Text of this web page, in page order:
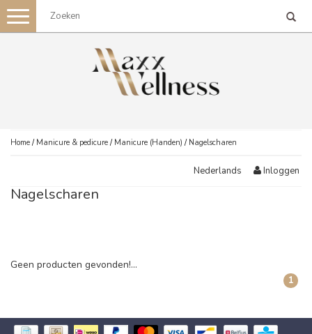
Toggle
navigation
Home / Manicure & pedicure / Manicure (Handen) / Nagelscharen
Nederlands Inloggen
Nagelscharen
Geen producten gevonden!...
1